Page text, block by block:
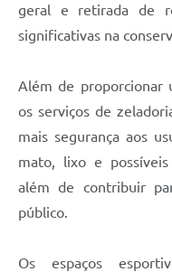
geral e retirada de
significativas na
Além de proporcionar
os serviços de
mais segurança aos
mato, lixo e
além de contribuir
público.
Os espaços